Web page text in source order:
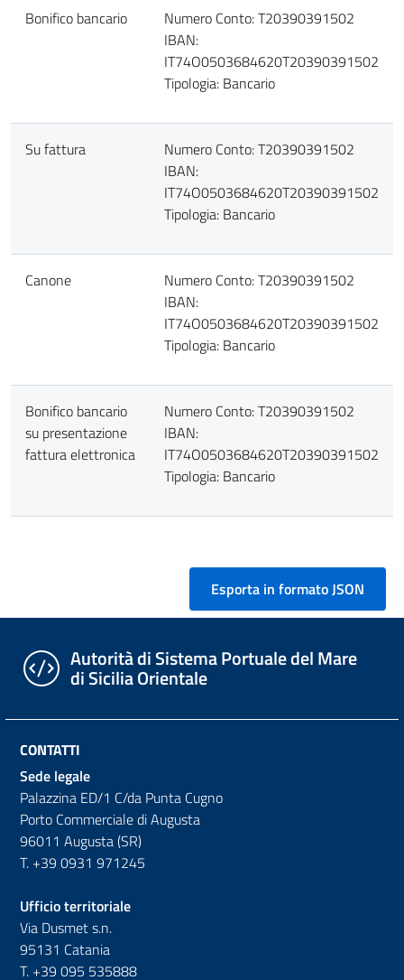
Bonifico bancario
Numero Conto: T20390391502
IBAN:
IT74O0503684620T20390391502
Tipologia: Bancario
Su fattura
Numero Conto: T20390391502
IBAN:
IT74O0503684620T20390391502
Tipologia: Bancario
Canone
Numero Conto: T20390391502
IBAN:
IT74O0503684620T20390391502
Tipologia: Bancario
Bonifico bancario
su presentazione
fattura elettronica
Numero Conto: T20390391502
IBAN:
IT74O0503684620T20390391502
Tipologia: Bancario
Autorità di Sistema Portuale del Mare
di Sicilia Orientale
CONTATTI
Sede legale
Palazzina ED/1 C/da Punta Cugno
Porto Commerciale di Augusta
96011 Augusta (SR)
T. +39 0931 971245
Ufficio territoriale
Via Dusmet s.n.
95131 Catania
T. +39 095 535888